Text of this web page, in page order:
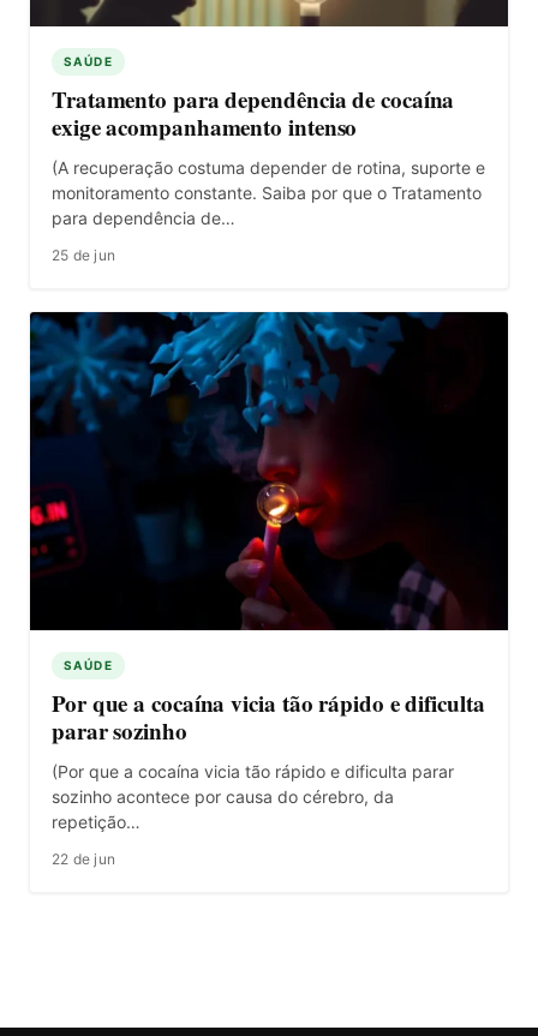
SAÚDE
Tratamento para dependência de cocaína
exige acompanhamento intenso
(A recuperação costuma depender de rotina, suporte e
monitoramento constante. Saiba por que o Tratamento
para dependência de…
25 de jun
SAÚDE
Por que a cocaína vicia tão rápido e dificulta
parar sozinho
(Por que a cocaína vicia tão rápido e dificulta parar
sozinho acontece por causa do cérebro, da
repetição…
22 de jun